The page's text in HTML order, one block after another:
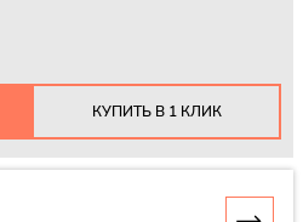
КУПИТЬ В 1 КЛИК